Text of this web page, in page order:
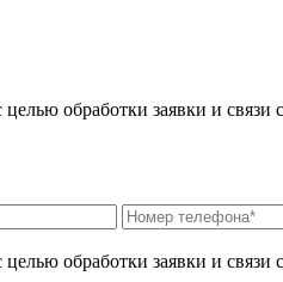
обработки заявки и связи
обработки заявки и связи